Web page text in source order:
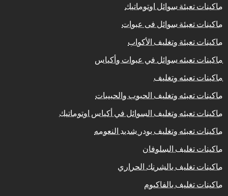
ماكينات تعبئة سوائل اوتوماتيك
ماكينات تعبئة سوائل فى عبوات
ماكينات تعبئة وتغليف الأكواب
ماكينات تعبئه سوائل في عبوات وأكياس
ماكينات تعبئه وتغليف
ماكينات تعبئه وتغليف الحبوب والحبيبات
ماكينات تعبئه وتغليف السوائل في أكياس اوتوماتيك
ماكينات تعبئه وتغليف بودر شديد النعومه
ماكينات تغليف السلوفان
ماكينات تغليف بالشرنك الحراري
ماكينات تغليف بالفاكيوم